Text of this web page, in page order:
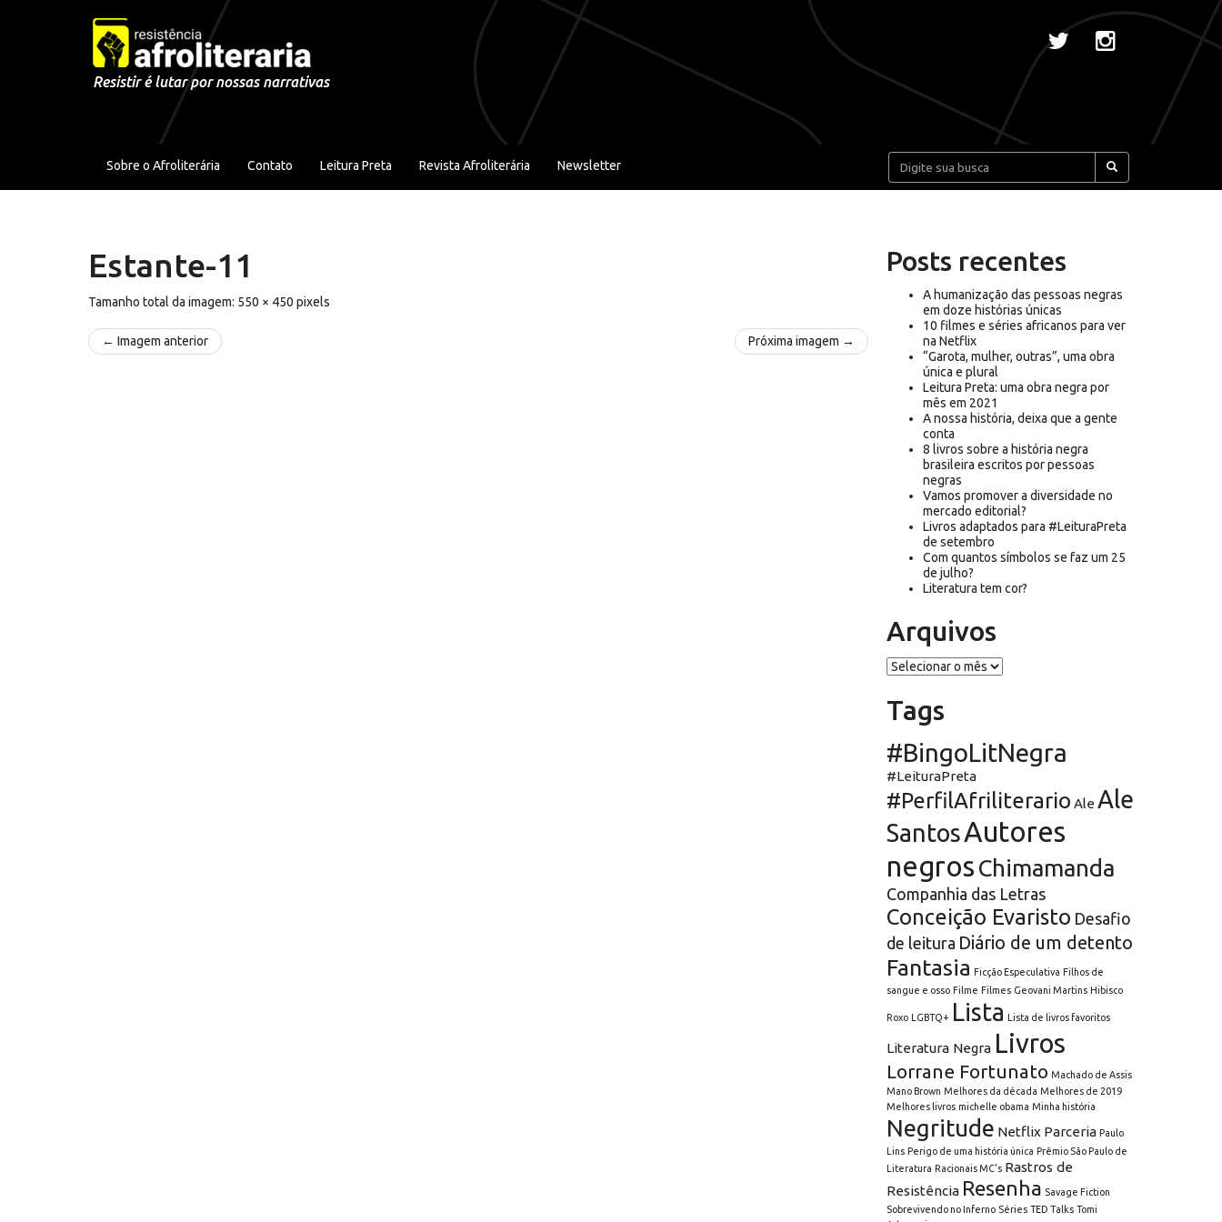
Pular para o conteúdo
Resistir é lutar por nossas narrativas
Sobre o Afroliterária Contato Leitura Preta Revista Afroliterária Newsletter Pesquisar:
Estante-11
Tamanho total da imagem: 550 × 450 pixels
← Imagem anterior Próxima imagem →
Posts recentes
A humanização das pessoas negras
em doze histórias únicas
10 filmes e séries africanos para ver
na Netflix
“Garota, mulher, outras”, uma obra
única e plural
Leitura Preta: uma obra negra por
mês em 2021
A nossa história, deixa que a gente
conta
8 livros sobre a história negra
brasileira escritos por pessoas
negras
Vamos promover a diversidade no
mercado editorial?
Livros adaptados para #LeituraPreta
de setembro
Com quantos símbolos se faz um 25
de julho?
Literatura tem cor?
Arquivos
Arquivos
Tags
#BingoLitNegra
#LeituraPreta
#PerfilAfriliterario Ale Ale
SantosAutores
negros Chimamanda
Companhia das Letras
Conceição Evaristo Desafio
de leitura Diário de um detento
Fantasia Ficção Especulativa Filhos de
sangue e osso Filme Filmes Geovani Martins Hibisco
Roxo LGBTQ+ Lista Lista de livros favoritos
Literatura Negra Livros
Lorrane Fortunato Machado de Assis
Mano Brown Melhores da década Melhores de 2019
Melhores livros michelle obama Minha história
Negritude Netflix Parceria Paulo
Lins Perigo de uma história única Prêmio São Paulo de
Literatura Racionais MC's Rastros de
Resistência Resenha Savage Fiction
Sobrevivendo no Inferno Séries TED Talks Tomi